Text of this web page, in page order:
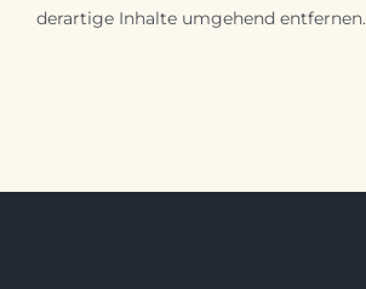
derartige Inhalte umgehend entfernen.